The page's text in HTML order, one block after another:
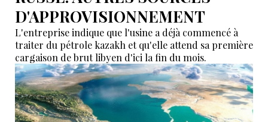
D'APPROVISIONNEMENT
L'entreprise indique que l'usine a déjà commencé à
traiter du pétrole kazakh et qu'elle attend sa première
cargaison de brut libyen d'ici la fin du mois.